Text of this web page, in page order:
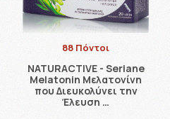
88 Πόντοι
NATURACTIVE - Seriane
Melatonin Μελατονίνη
που Διευκολύνει την
Έλευση …